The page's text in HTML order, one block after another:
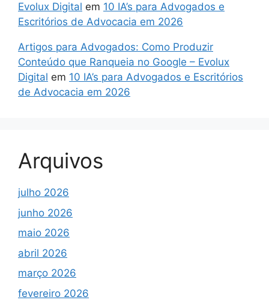
Evolux Digital em 10 IA’s para Advogados e
Escritórios de Advocacia em 2026
Artigos para Advogados: Como Produzir
Conteúdo que Ranqueia no Google – Evolux
Digital em 10 IA’s para Advogados e Escritórios
de Advocacia em 2026
Arquivos
julho 2026
junho 2026
maio 2026
abril 2026
março 2026
fevereiro 2026